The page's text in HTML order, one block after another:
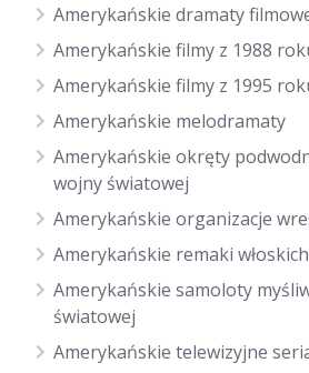
Amerykańskie dramaty
Amerykańskie filmy z 1988
Amerykańskie filmy z 1995
Amerykańskie melodramaty
Amerykańskie okręty
wojny światowej
Amerykańskie organizacje
Amerykańskie remaki
Amerykańskie samoloty
światowej
Amerykańskie telewizyjne